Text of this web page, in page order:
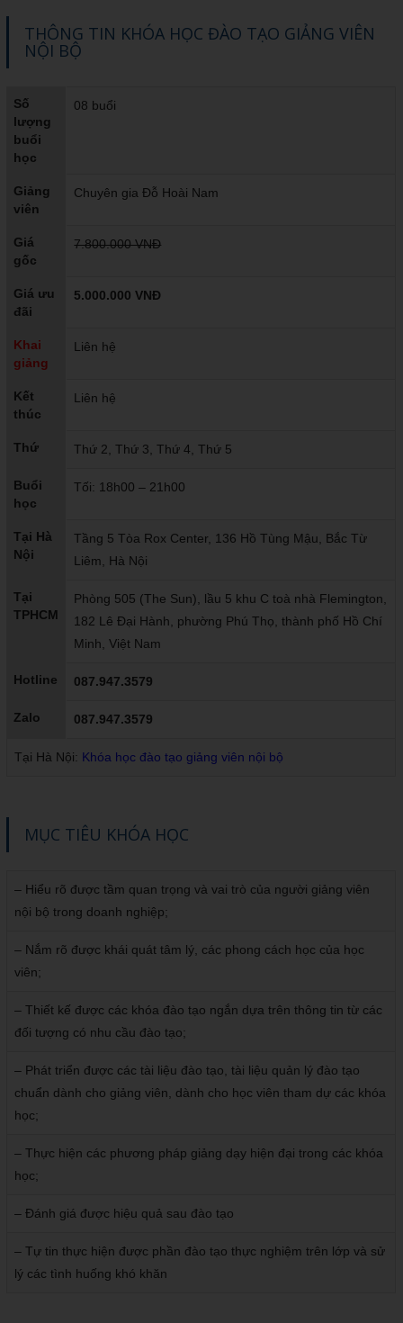
THÔNG TIN KHÓA HỌC ĐÀO TẠO GIẢNG VIÊN
NỘI BỘ
Số
lượng
buổi
học
08 buổi
Giảng
viên
Chuyên gia Đỗ Hoài Nam
Giá
gốc
7.800.000 VNĐ
Giá ưu
đãi
5.000.000 VNĐ
Khai
giảng
Liên hệ
Kết
thúc
Liên hệ
Thứ Thứ 2, Thứ 3, Thứ 4, Thứ 5
Buổi
học
Tối: 18h00 – 21h00
Tại Hà
Nội
Tầng 5 Tòa Rox Center, 136 Hồ Tùng Mậu, Bắc Từ
Liêm, Hà Nội
Tại
TPHCM
Phòng 505 (The Sun), lầu 5 khu C toà nhà Flemington,
182 Lê Đại Hành, phường Phú Thọ, thành phố Hồ Chí
Minh, Việt Nam
Hotline 087.947.3579
Zalo 087.947.3579
Tại Hà Nội: Khóa học đào tạo giảng viên nội bộ
MỤC TIÊU KHÓA HỌC
– Hiểu rõ được tầm quan trọng và vai trò của người giảng viên
nội bộ trong doanh nghiệp;
– Nắm rõ được khái quát tâm lý, các phong cách học của học
viên;
– Thiết kế được các khóa đào tạo ngắn dựa trên thông tin từ các
đối tượng có nhu cầu đào tạo;
– Phát triển được các tài liệu đào tạo, tài liệu quản lý đào tạo
chuẩn dành cho giảng viên, dành cho học viên tham dự các khóa
học;
– Thực hiện các phương pháp giảng dạy hiện đại trong các khóa
học;
– Đánh giá được hiệu quả sau đào tạo
– Tự tin thực hiện được phần đào tạo thực nghiệm trên lớp và sử
lý các tình huống khó khăn